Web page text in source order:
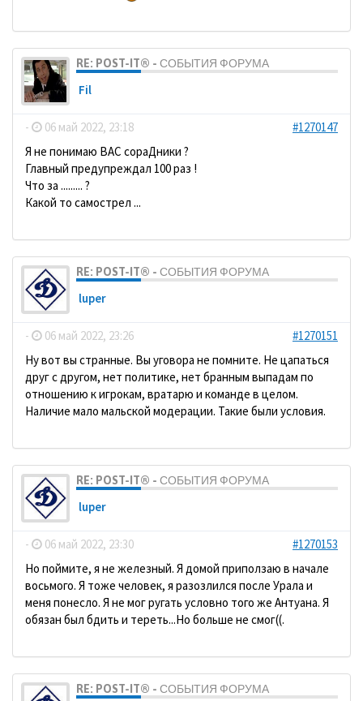
RE: POST-IT® - СОБЫТИЯ ФОРУМА
Fil
- 06 май 2022, 23:18
#1270147
Я не понимаю ВАС сораДники ?
Главный предупреждал 100 раз !
Что за ......... ?
Какой то самострел ...
RE: POST-IT® - СОБЫТИЯ ФОРУМА
luper
- 06 май 2022, 23:26
#1270151
Ну вот вы странные. Вы уговора не помните. Не цапаться
друг с другом, нет политике, нет бранным выпадам по
отношению к игрокам, вратарю и команде в целом.
Наличие мало мальской модерации. Такие были условия.
RE: POST-IT® - СОБЫТИЯ ФОРУМА
luper
- 06 май 2022, 23:30
#1270153
Но поймите, я не железный. Я домой приползаю в начале
восьмого. Я тоже человек, я разозлился после Урала и
меня понесло. Я не мог ругать условно того же Антуана. Я
обязан был бдить и тереть...Но больше не смог((.
RE: POST-IT® - СОБЫТИЯ ФОРУМА